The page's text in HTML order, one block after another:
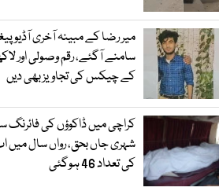
میر رضا کے مبینہ آخری آڈیو
سامنے آگئے، رقم وصولی اور
کے چیکس کی تجاویز بھی دیں
کراچی میں ڈاکوؤں کی فائرنگ
شہری جاں بحق، رواں سال
کی تعداد 46 ہوگئی